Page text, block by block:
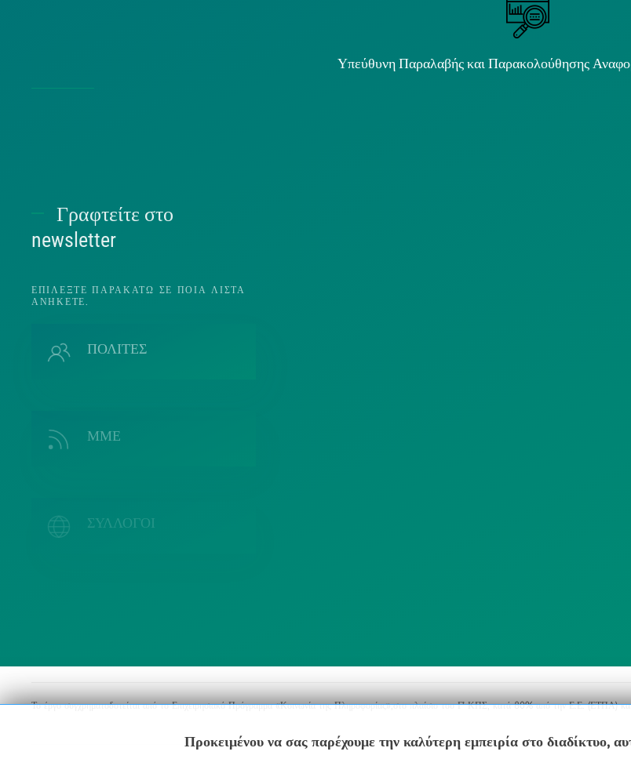
Υπεύθυνη Παραλαβής και Παρακολούθησης
Γραφτείτε στο
newsletter
ΕΠΙΛΈΞΤΕ ΠΑΡΑΚΆΤΩ ΣΕ ΠΟΙΑ ΛΊΣΤΑ
ΑΝΉΚΕΤΕ.
ΠΟΛΙΤΕΣ
ΜΜΕ
ΣΥΛΛΟΓΟΙ
Το έργο συγχρηματοδοτείται από το Επιχειρησιακό Πρόγραμμα «Κοινωνία της Πληροφορίας»,στο πλαίσιο του Γ’ ΚΠΣ, κατά 80% από την Ε.Ε. (ΕΤΠΑ)
Προκειμένου να σας παρέχουμε την καλύτερη εμπειρία στο διαδίκτυο,